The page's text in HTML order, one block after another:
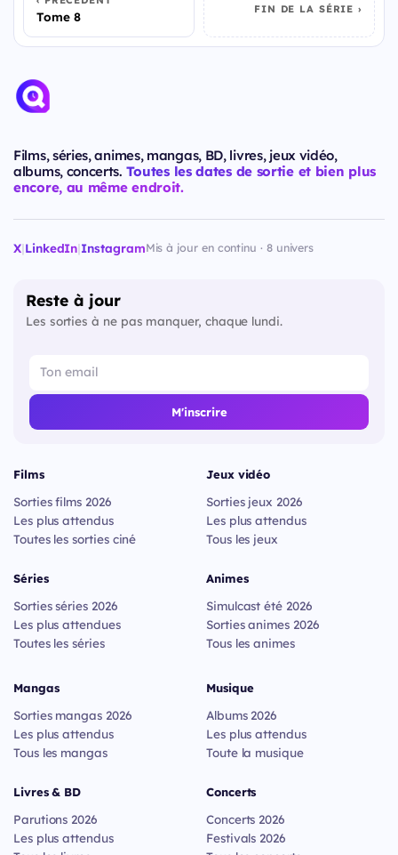
Tome 8 FIN DE LA SÉRIE
Films, séries, animes, mangas, BD, livres, jeux vidéo,
albums, concerts. Toutes les dates de sortie et bien plus
encore, au même endroit.
X|LinkedIn|InstagramMis à jour en continu · 8 univers
Reste à jour
Les sorties à ne pas manquer, chaque lundi.
M'inscrire
Films
Sorties films 2026
Les plus attendus
Toutes les sorties ciné
Séries
Sorties séries 2026
Les plus attendues
Toutes les séries
Jeux vidéo
Sorties jeux 2026
Les plus attendus
Tous les jeux
Animes
Simulcast été 2026
Sorties animes 2026
Tous les animes
Mangas
Sorties mangas 2026
Les plus attendus
Tous les mangas
Livres & BD
Parutions 2026
Les plus attendus
Musique
Albums 2026
Les plus attendus
Toute la musique
Concerts
Concerts 2026
Festivals 2026